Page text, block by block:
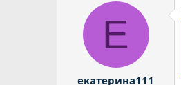
а
ч
а
л
Е
екатерина111